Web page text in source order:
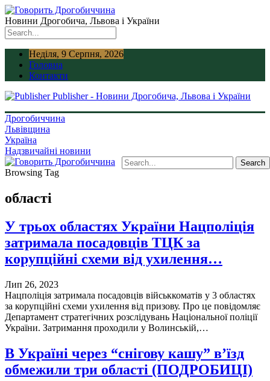
Новини Дрогобича, Львова і України
Неділя, 9 Серпня, 2026
Головна
Контакти
Publisher - Новини Дрогобича, Львова і України
Дрогобиччина
Львівщина
Україна
Надзвичайні новини
Browsing Tag
області
У трьох областях України Нацполіція
затримала посадовців ТЦК за
корупційні схеми від ухилення…
Лип 26, 2023
Нацполіція затримала посадовців військкоматів у 3 областях
за корупційні схеми ухилення від призову. Про це повідомляє
Департамент стратегічних розслідувань Національної поліції
України. Затримання проходили у Волинській,…
В Україні через “снігову кашу” в’їзд
обмежили три області (ПОДРОБИЦІ)